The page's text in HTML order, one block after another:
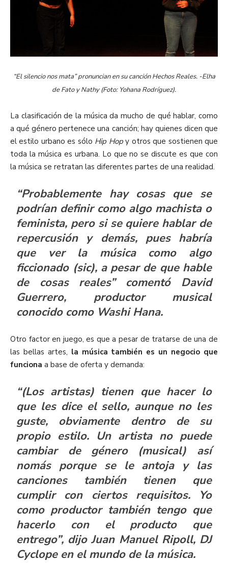
“El silencio nos mata”pronuncian en su canción Hechos Reales. -Elha
de Fato y Nathy (Foto: Yohana Rodríguez).
La clasificación de la música da mucho de qué hablar, como
a qué género pertenece una canción; hay quienes dicen que
el estilo urbano es sólo Hip Hopy otros que sostienen que
toda la música es urbana. Lo que no se discute es que con
la música se retratan las diferentes partes de una realidad.
“Probablemente hay cosas que se
podrían definir como algo machista o
feminista, pero si se quiere hablar de
repercusión y demás, pues habría
que ver la música como algo
ficcionado (sic), a pesar de que hable
de cosas reales” comentó David
Guerrero, productor musical
conocido como Washi Hana.
Otro factor en juego, es que a pesar de tratarse de una de
las bellas artes, la música también es un negocio que
funciona a base de oferta y demanda:
“(Los artistas) tienen que hacer lo
que les dice el sello, aunque no les
guste, obviamente dentro de su
propio estilo. Un artista no puede
cambiar de género (musical) así
nomás porque se le antoja y las
canciones también tienen que
cumplir con ciertos requisitos. Yo
como productor también tengo que
hacerlo con el producto que
entrego”, dijo Juan Manuel Ripoll, DJ
Cyclopeen el mundo de la música.